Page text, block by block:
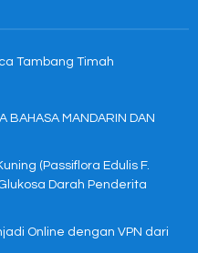
Tambang Timah
BAHASA MANDARIN DAN
(Passiflora Edulis F.
Darah Penderita
Online dengan VPN dari